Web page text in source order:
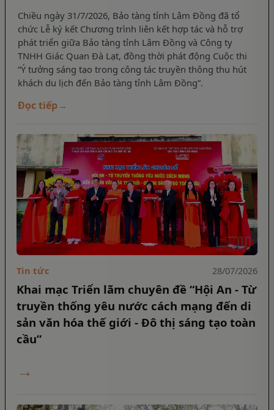
Chiều ngày 31/7/2026, Bảo tàng tỉnh Lâm Đồng đã tổ
chức Lễ ký kết Chương trình liên kết hợp tác và hỗ trợ
phát triển giữa Bảo tàng tỉnh Lâm Đồng và Công ty
TNHH Giác Quan Đà Lạt, đồng thời phát động Cuộc thi
“Ý tưởng sáng tạo trong công tác truyền thông thu hút
khách du lịch đến Bảo tàng tỉnh Lâm Đồng”.
Đọc tiếp→
Tin tức 28/07/2026
Khai mạc Triển lãm chuyên đề “Hội An - Từ
truyền thống yêu nước cách mạng đến di
sản văn hóa thế giới - Đô thị sáng tạo toàn
cầu”
→